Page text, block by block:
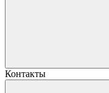
Контакты